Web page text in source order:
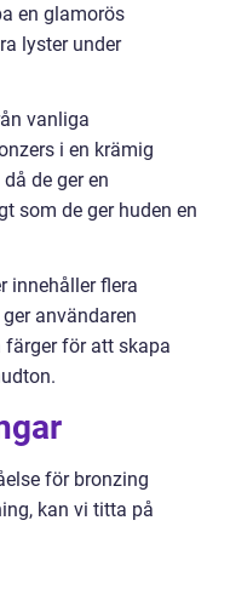
en glamorös
lyster under
vanliga
i en krämig
de ger en
som de ger huden en
innehåller flera
användaren
för att skapa
för bronzing
kan vi titta på